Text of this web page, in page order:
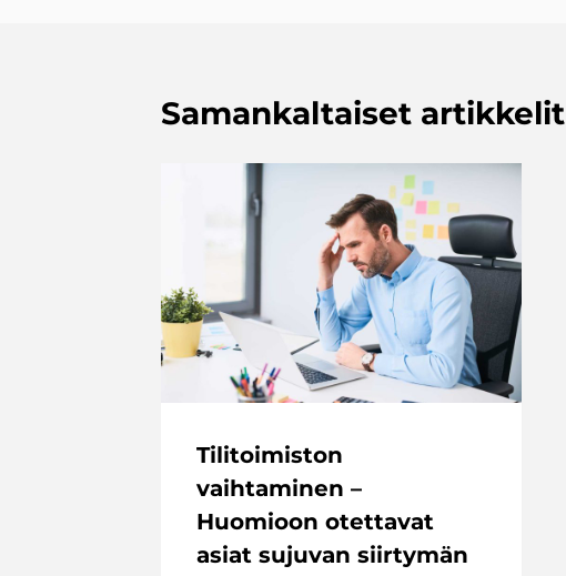
Samankaltaiset artikkelit
Tilitoimiston
vaihtaminen –
Huomioon otettavat
asiat sujuvan siirtymän